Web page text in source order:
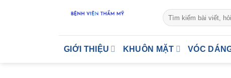
GIỚI THIỆU KHUÔN MẶT VÓC